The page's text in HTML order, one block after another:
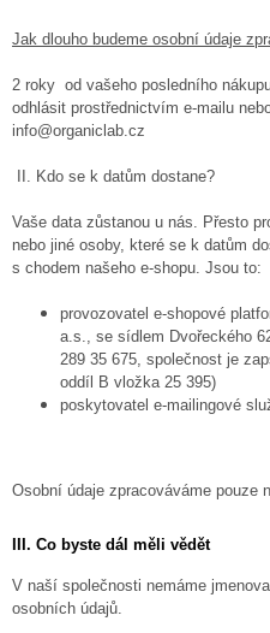
Jak dlouho budeme osobní údaje
2 roky od vašeho posledního
odhlásit prostřednictvím e-mailu
info@organiclab.cz
II. Kdo se k datům dostane?
Vaše data zůstanou u nás. Přesto
nebo jiné osoby, které se k datům
s chodem našeho e-shopu. Jsou to:
provozovatel e-shopové
a.s., se sídlem Dvořeckého
289 35 675, společnost je
oddíl B vložka 25 395)
poskytovatel e-mailingové
Osobní údaje zpracováváme pouze
III. Co byste dál měli vědět
V naší společnosti nemáme
osobních údajů.